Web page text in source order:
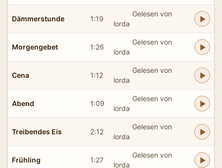
Dämmerstunde 1:19
Gelesen von
lorda
Morgengebet 1:26
Gelesen von
lorda
Cena 1:12
Gelesen von
lorda
Abend 1:09
Gelesen von
lorda
Treibendes Eis 2:12
Gelesen von
lorda
Frühling 1:27
Gelesen von
lorda